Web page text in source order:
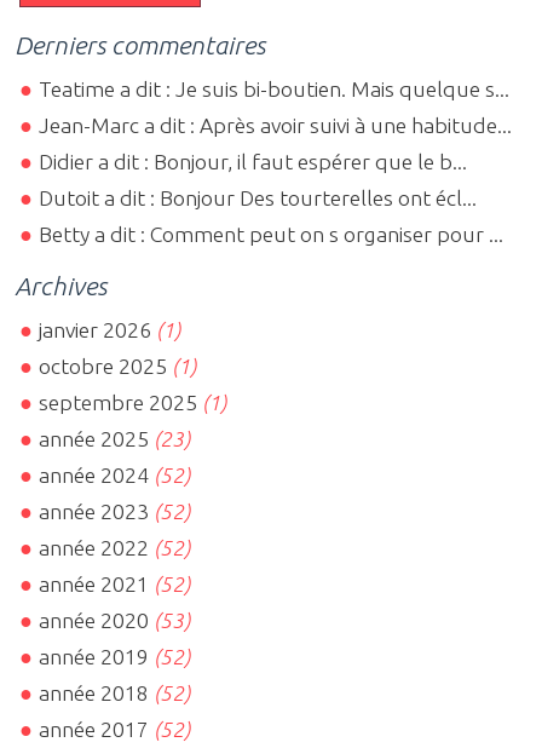
Derniers commentaires
Teatime a dit : Je suis bi-boutien. Mais quelque s...
Jean-Marc a dit : Après avoir suivi à une habitude...
Didier a dit : Bonjour, il faut espérer que le b...
Dutoit a dit : Bonjour Des tourterelles ont écl...
Betty a dit : Comment peut on s organiser pour ...
Archives
janvier 2026 (1)
octobre 2025 (1)
septembre 2025 (1)
année 2025 (23)
année 2024 (52)
année 2023 (52)
année 2022 (52)
année 2021 (52)
année 2020 (53)
année 2019 (52)
année 2018 (52)
année 2017 (52)